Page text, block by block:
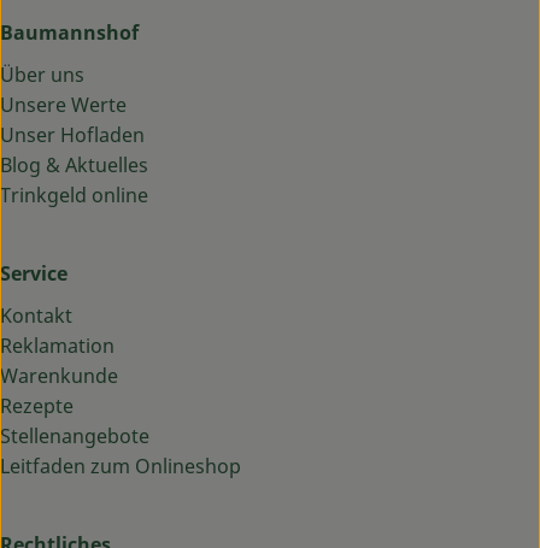
Baumannshof
Über uns
Unsere Werte
Unser Hofladen
Blog & Aktuelles
Trinkgeld online
Service
Kontakt
Reklamation
Warenkunde
Rezepte
Stellenangebote
Leitfaden zum Onlineshop